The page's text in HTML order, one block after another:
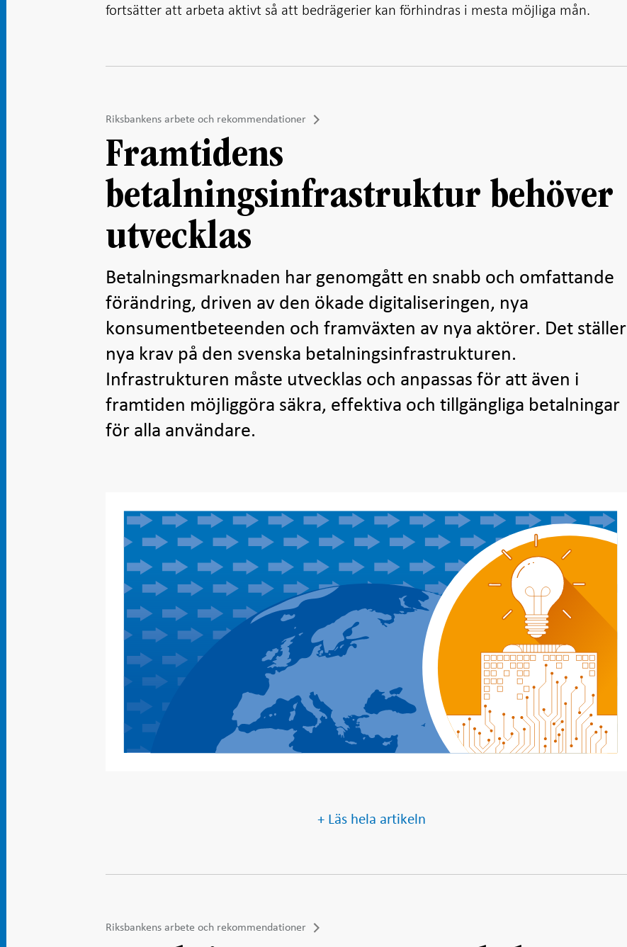
fortsätter att arbeta aktivt så att bedrägerier kan förhindras i mesta möjliga mån.
Riksbankens arbete och rekommendationer
Framtidens
betalningsinfrastruktur behöver
utvecklas
Betalningsmarknaden har genomgått en snabb och omfattande
förändring, driven av den ökade digitaliseringen, nya
konsumentbeteenden och framväxten av nya aktörer. Det ställer
nya krav på den svenska betalningsinfrastrukturen.
Infrastrukturen måste utvecklas och anpassas för att även i
framtiden möjliggöra säkra, effektiva och tillgängliga betalningar
för alla användare.
+ Läs hela artikeln
Riksbankens arbete och rekommendationer